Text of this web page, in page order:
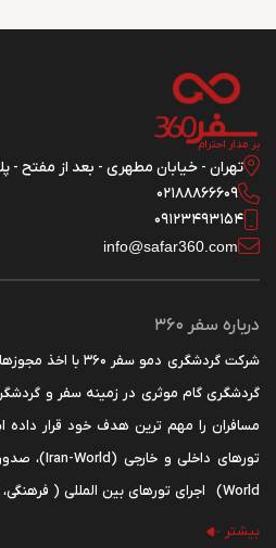
بر مدار احترام
تهران - خیابان مطهری - بعد از مفتح - پلاک 180 -
02188866609
09123493154
info@safar360.com
درباره سفر 360
شرکت گردشگری دمو
گردشگری گام موثری در زمینه سفر و
بیشتر